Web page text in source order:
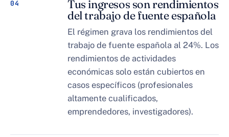
04 Tus ingresos son rendimientos
del trabajo de fuente española
El régimen grava los rendimientos del
trabajo de fuente española al 24%. Los
rendimientos de actividades
económicas solo están cubiertos en
casos específicos (profesionales
altamente cualificados,
emprendedores, investigadores).